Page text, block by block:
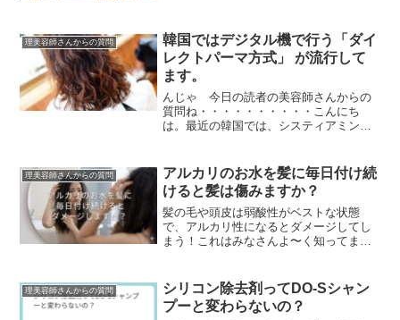
理美容師さんからの質問
韓国ではデジタル機で行う「ダイ
レクトパーマ方式」 が流行して
ます。
んじゃ 今日の読者の美容師さんからの
質問ね・・・・・・・・・・こんにち
は。最近の韓国では、システィアミン
パーマの利用とあわ...
理美容師さんからの質問
アルカリのお水を髪に毎日付け続
けると髪は傷みますか？
髪の毛や頭皮は弱酸性がベストな状態
で、アルカリ性になるとダメージしてし
まう！これはみなさんよ〜く知ってます
りパーマや縮毛矯正を効...
理美容師さんからの質問
シリコン除去剤ってDO-Sシャン
プーと変わらないの？